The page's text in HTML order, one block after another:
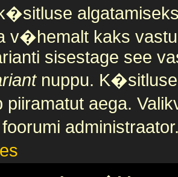
v�hemalt kaks
sisestage see
nuppu.
aega.